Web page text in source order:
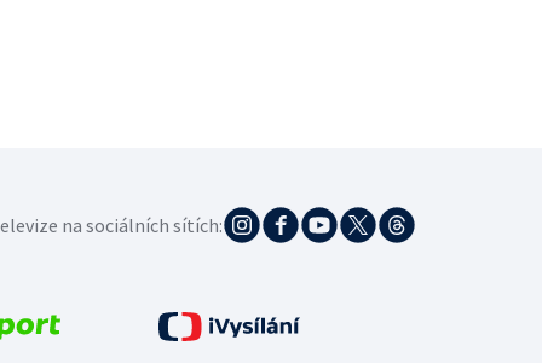
na sociálních sítích: